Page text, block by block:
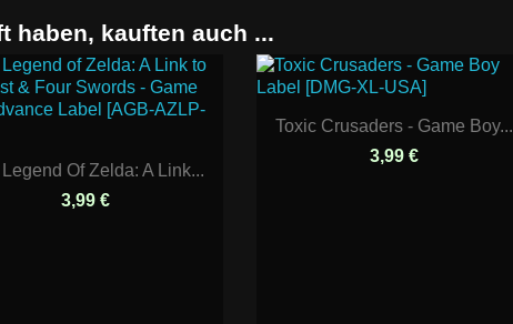
haben, kauften auch ...
Of Zelda: A Link...
3,99 €
Toxic Crusaders - Game Boy...
3,99 €